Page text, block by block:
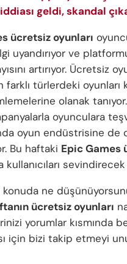
geldi, skandal
ücretsiz oyunları
uyandırıyor ve
artırıyor. Ücretsiz
farklı türlerdeki
olanak
oyunculara
oyun endüstrisine de
Bu haftaki Epic Games
kullanıcıları
konuda ne
ücretsiz oyunları
yorumlar kısmında
için bizi takip etmeyi